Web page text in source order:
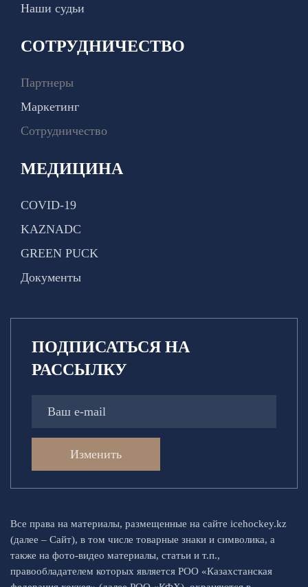
Наши судьи
СОТРУДНИЧЕСТВО
Партнеры
Маркетинг
Сотрудничество
МЕДИЦИНА
COVID-19
KAZNADC
GREEN PUCK
Документы
ПОДПИСАТЬСЯ НА
РАССЫЛКУ
Изменить
Все права на материалы, размещенные на сайте icehockey.kz
(далее – Сайт), в том числе товарные знаки и символика, а
также на фото-видео материалы, статьи и т.п.,
правообладателем которых является РОО «Казахстанская